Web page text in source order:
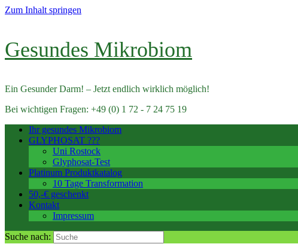
Zum Inhalt springen
Gesundes Mikrobiom
Ein Gesunder Darm! – Jetzt endlich wirklich möglich!
Bei wichtigen Fragen: +49 (0) 1 72 - 7 24 75 19
Ihr gesundes Mikrobiom
GLYPHOSAT ???
Uni Rostock
Glyphosat-Test
Platinum Produktkatalog
10 Tage Transformation
50,-€ geschenkt
Kontakt
Impressum
Suche nach: